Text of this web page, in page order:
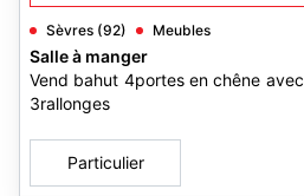
Sèvres (92) Meubles
Salle à manger
Vend bahut 4portes en chêne
3rallonges
Particulier